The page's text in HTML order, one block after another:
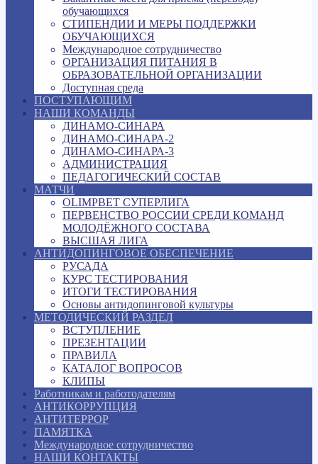
обучающихся
СТИПЕНДИИ И МЕРЫ ПОДДЕРЖКИ
ОБУЧАЮЩИХСЯ
Международное сотрудничество
ОРГАНИЗАЦИЯ ПИТАНИЯ В
ОБРАЗОВАТЕЛЬНОЙ ОРГАНИЗАЦИИ
Доступная среда
ПОСТУПАЮЩИМ
НАШИ КОМАНДЫ
ДИНАМО-СИНАРА
ДИНАМО-СИНАРА-2
ДИНАМО-СИНАРА-3
АДМИНИСТРАЦИЯ
ПЕДАГОГИЧЕСКИЙ СОСТАВ
МАТЧИ
OLIMPBET СУПЕРЛИГА
ПЕРВЕНСТВО РОССИИ СРЕДИ КОМАНД
МОЛОДЁЖНОГО СОСТАВА
ВЫСШАЯ ЛИГА
АНТИДОПИНГОВОЕ ОБЕСПЕЧЕНИЕ
РУСАДА
КУРС ТЕСТИРОВАНИЯ
ИТОГИ ТЕСТИРОВАНИЯ
Основы антидопинговой культуры
МЕТОДИЧЕСКИЙ РАЗДЕЛ
ВСТУПЛЕНИЕ
ПРЕЗЕНТАЦИИ
ПРАВИЛА
КАТАЛОГ ВОПРОСОВ
КЛИПЫ
Работникам и работодателям
АНТИКОРРУПЦИЯ
АНТИТЕРРОР
ПАМЯТКА
Международное сотрудничество
НАШИ КОНТАКТЫ